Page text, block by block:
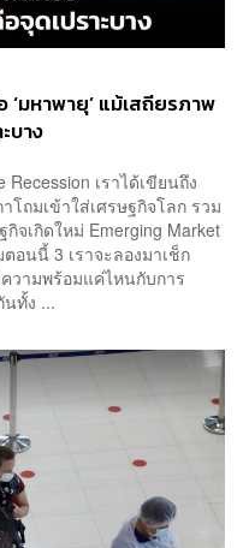
มหาพายุ’ แม้เสถียรภาพ
บาง
เราได้เขียนถึง
โถมเข้าใส่เศรษฐกิจโลก รวม
จเกิดใหม่ Emerging Market
อนนี้ 3 เราจะลองมาเช็ก
วามพร้อมแค่ไหนกับการ
นทั้ง ...